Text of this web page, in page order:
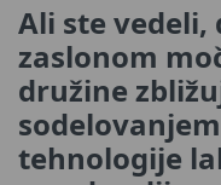
Ali ste vedeli,
zaslonom
družine
tehnologije